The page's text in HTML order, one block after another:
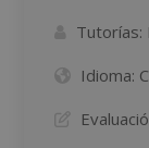
Tutorías:
Idioma: